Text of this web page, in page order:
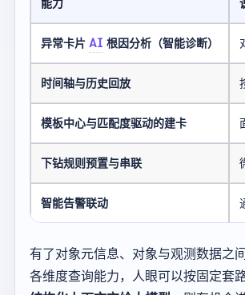
异常卡片AI 根因分析（智能诊断）
时间轴与历史回放
模板中心与匹配度驱动的建卡
下钻规则预置与串联
智能告警联动
有了对象元信息、对象与观测数据之
各维度查询能力，人眼可以按固定套路